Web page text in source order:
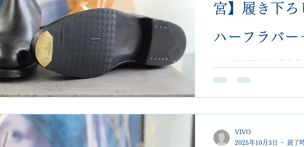
宮】履き下ろ
ハーフラバー
で断られたお
J.M. WESTONの新品保
断られた修理も歓迎。
VIVO
2025年10月3日
読了